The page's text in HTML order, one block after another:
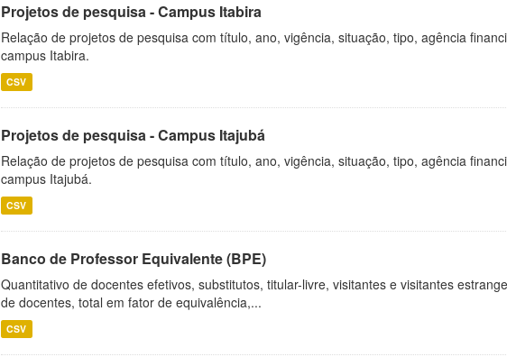
Projetos de pesquisa - Campus Itabira
Relação de projetos de pesquisa com título, ano, vigência, situação, tipo, agência
campus Itabira.
CSV
Projetos de pesquisa - Campus Itajubá
Relação de projetos de pesquisa com título, ano, vigência, situação, tipo, agência
campus Itajubá.
CSV
Banco de Professor Equivalente (BPE)
Quantitativo de docentes efetivos, substitutos, titular-livre, visitantes e visitantes
de docentes, total em fator de equivalência,...
CSV